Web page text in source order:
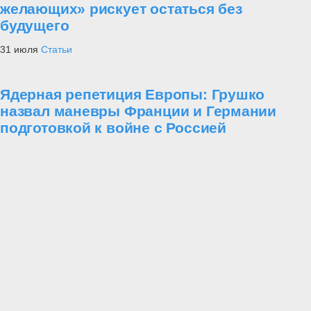
желающих» рискует остаться без
будущего
31 июля Статьи
Ядерная репетиция Европы: Грушко
назвал маневры Франции и Германии
подготовкой к войне с Россией